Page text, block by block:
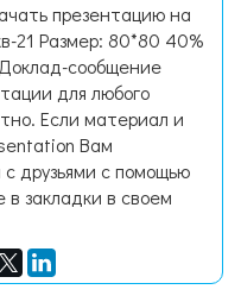
презентацию на
21 Размер: 80*80 40%
сообщение
для любого
Если материал и
Вам
друзьями с помощью
в закладки в своем